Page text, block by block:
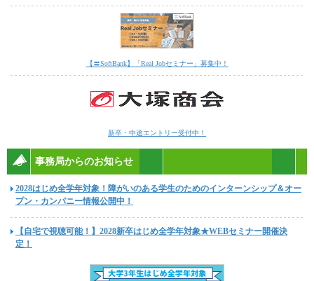
【〓SoftBank】「Real Jobセミナー」募集中！
新卒・中途エントリー受付中！
事務局からのお知らせ
2028はじめ全学年対象！障がいのある学生のためのインターンシップ＆オー
プン・カンパニー情報公開中！
【自宅で視聴可能！】2028新卒はじめ全学年対象★WEBセミナー開催決
定！